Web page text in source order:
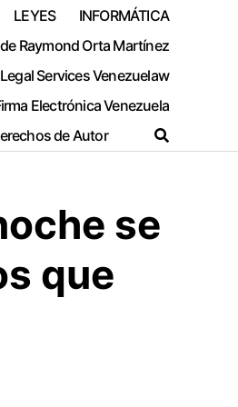
LEYES
INFORMÁTICA
Raymond Orta Martínez
Legal Services Venezuelaw
Electrónica Venezuela
de Autor
se
que